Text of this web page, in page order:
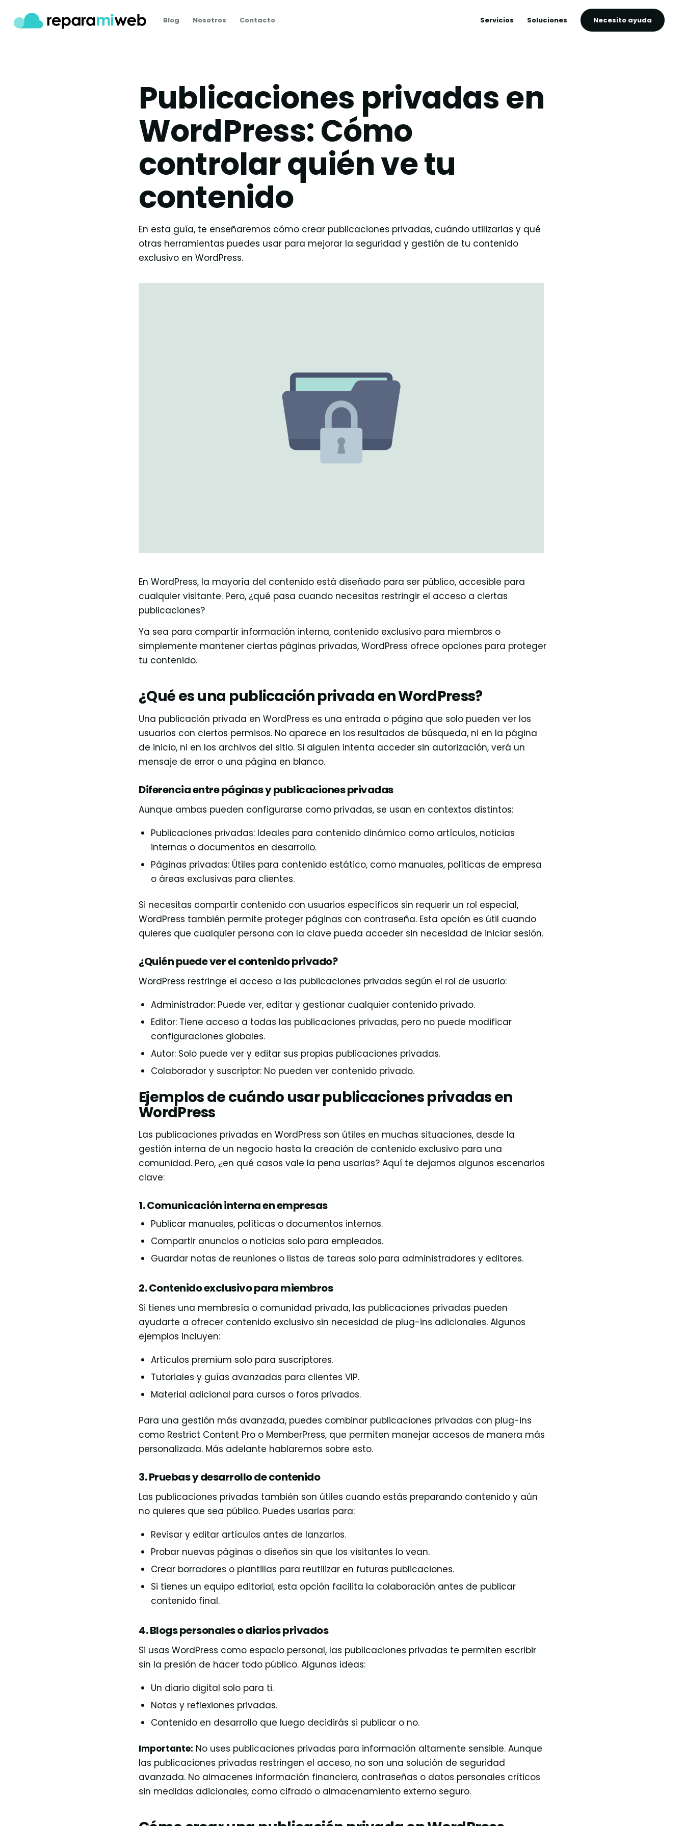
Blog Nosotros Contacto Servicios Soluciones Necesito ayuda
Publicaciones privadas en
WordPress: Cómo
controlar quién ve tu
contenido
En esta guía, te enseñaremos cómo crear publicaciones privadas, cuándo utilizarlas y qué
otras herramientas puedes usar para mejorar la seguridad y gestión de tu contenido
exclusivo en WordPress.
En WordPress, la mayoría del contenido está diseñado para ser público, accesible para
cualquier visitante. Pero, ¿qué pasa cuando necesitas restringir el acceso a ciertas
publicaciones?
Ya sea para compartir información interna, contenido exclusivo para miembros o
simplemente mantener ciertas páginas privadas, WordPress ofrece opciones para proteger
tu contenido.
¿Qué es una publicación privada en WordPress?
Una publicación privada en WordPress es una entrada o página que solo pueden ver los
usuarios con ciertos permisos. No aparece en los resultados de búsqueda, ni en la página
de inicio, ni en los archivos del sitio. Si alguien intenta acceder sin autorización, verá un
mensaje de error o una página en blanco.
Diferencia entre páginas y publicaciones privadas
Aunque ambas pueden configurarse como privadas, se usan en contextos distintos:
Publicaciones privadas: Ideales para contenido dinámico como artículos, noticias
internas o documentos en desarrollo.
Páginas privadas: Útiles para contenido estático, como manuales, políticas de empresa
o áreas exclusivas para clientes.
Si necesitas compartir contenido con usuarios específicos sin requerir un rol especial,
WordPress también permite proteger páginas con contraseña. Esta opción es útil cuando
quieres que cualquier persona con la clave pueda acceder sin necesidad de iniciar sesión.
¿Quién puede ver el contenido privado?
WordPress restringe el acceso a las publicaciones privadas según el rol de usuario:
Administrador: Puede ver, editar y gestionar cualquier contenido privado.
Editor: Tiene acceso a todas las publicaciones privadas, pero no puede modificar
configuraciones globales.
Autor: Solo puede ver y editar sus propias publicaciones privadas.
Colaborador y suscriptor: No pueden ver contenido privado.
Ejemplos de cuándo usar publicaciones privadas en
WordPress
Las publicaciones privadas en WordPress son útiles en muchas situaciones, desde la
gestión interna de un negocio hasta la creación de contenido exclusivo para una
comunidad. Pero, ¿en qué casos vale la pena usarlas? Aquí te dejamos algunos escenarios
clave:
1. Comunicación interna en empresas
Publicar manuales, políticas o documentos internos.
Compartir anuncios o noticias solo para empleados.
Guardar notas de reuniones o listas de tareas solo para administradores y editores.
2. Contenido exclusivo para miembros
Si tienes una membresía o comunidad privada, las publicaciones privadas pueden
ayudarte a ofrecer contenido exclusivo sin necesidad de plug-ins adicionales. Algunos
ejemplos incluyen:
Artículos premium solo para suscriptores.
Tutoriales y guías avanzadas para clientes VIP.
Material adicional para cursos o foros privados.
Para una gestión más avanzada, puedes combinar publicaciones privadas con plug-ins
como Restrict Content Pro o MemberPress, que permiten manejar accesos de manera más
personalizada. Más adelante hablaremos sobre esto.
3. Pruebas y desarrollo de contenido
Las publicaciones privadas también son útiles cuando estás preparando contenido y aún
no quieres que sea público. Puedes usarlas para:
Revisar y editar artículos antes de lanzarlos.
Probar nuevas páginas o diseños sin que los visitantes lo vean.
Crear borradores o plantillas para reutilizar en futuras publicaciones.
Si tienes un equipo editorial, esta opción facilita la colaboración antes de publicar
contenido final.
4. Blogs personales o diarios privados
Si usas WordPress como espacio personal, las publicaciones privadas te permiten escribir
sin la presión de hacer todo público. Algunas ideas:
Un diario digital solo para ti.
Notas y reflexiones privadas.
Contenido en desarrollo que luego decidirás si publicar o no.
Importante: No uses publicaciones privadas para información altamente sensible. Aunque
las publicaciones privadas restringen el acceso, no son una solución de seguridad
avanzada. No almacenes información financiera, contraseñas o datos personales críticos
sin medidas adicionales, como cifrado o almacenamiento externo seguro.